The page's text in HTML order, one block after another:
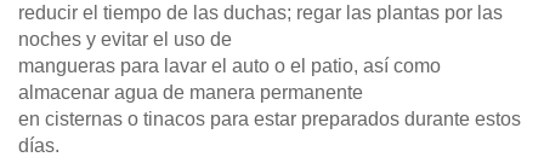
reducir el tiempo de las duchas; regar las plantas por las
noches y evitar el uso de
mangueras para lavar el auto o el patio, así como
almacenar agua de manera permanente
en cisternas o tinacos para estar preparados durante estos
días.